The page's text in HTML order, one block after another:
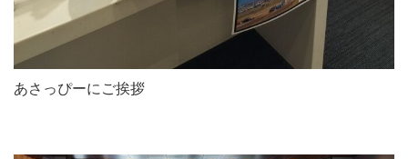
あさっぴーにご挨拶